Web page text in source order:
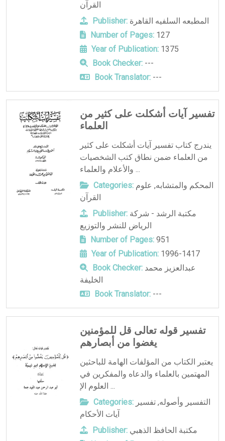
القرآن
Publisher: المطبعه السلفيه القاهرة
Number of Pages:127
Year of Publication:1375
Book Checker:---
Book Translator:---
تفسير آيات أشكلت على كثير من
العلماء
يندرج كتاب تفسير آيات أشكلت على كثير
من العلماء ضمن نطاق كتب الشخصيات
والأعلام والعلماء ...
Categories:
المحكم والمتشابه, علوم
القرآن
Publisher: مكتبة الرشد - شركة
الرياض للنشر والتوزيع
Number of Pages:951
Year of Publication:1996-1417
Book Checker:عبدالعزيز محمد
الخليفة
Book Translator:---
تفسير قوله تعالى قل للمؤمنين
يغضوا من أبصارهم
يعتبر الكتاب من المؤلفات الهامة للباحثين
المهتمين بالعلماء والدعاه والمفكرين في
العلوم الإ ...
Categories:
التفسير وأصوله,تفسير
آيات الأحكام
Publisher: مكتبة الحافظ الذهبي